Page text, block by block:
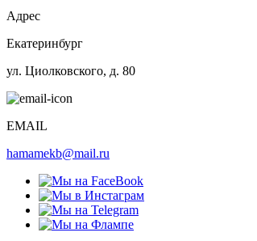
Адрес
Екатеринбург
ул. Циолковского, д. 80
EMAIL
hamamekb@mail.ru